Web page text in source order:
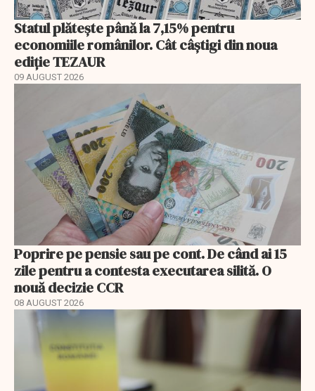
Statul plătește până la 7,15% pentru
economiile românilor. Cât câștigi din noua
ediție TEZAUR
09 AUGUST 2026
Poprire pe pensie sau pe cont. De când ai 15
zile pentru a contesta executarea silită. O
nouă decizie CCR
08 AUGUST 2026